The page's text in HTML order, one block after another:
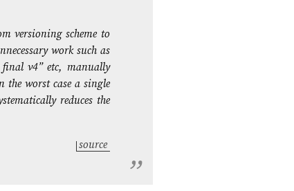
versioning scheme to
work such as
final v4” etc, manually
the worst case a single
reduces the
source